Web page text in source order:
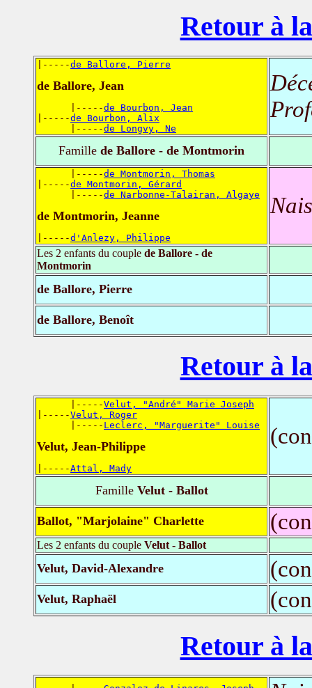
Retour à
|-----de Ballore, Pierre
de Ballore, Jean
      |-----
de Bourbon, Jean
|-----de Bourbon, Alix
      |-----
de Longvy, Ne
Famille de Ballore - de Montmorin
      |-----
de Montmorin, Thomas
|-----de Montmorin, Gérard
      |-----
de Narbonne-Talairan, Algaye
de Montmorin, Jeanne
|-----d'Anlezy, Philippe
Les 2 enfants du couple de Ballore - de
Montmorin
de Ballore, Pierre
de Ballore, Benoît
Retour à
      |-----
Velut, "André" Marie Joseph
|-----Velut, Roger
      |-----
Leclerc, "Marguerite" Louise
Velut, Jean-Philippe
|-----Attal, Mady
FamilleVelut - Ballot
Ballot, "Marjolaine" Charlette
Les 2 enfants du couple Velut - Ballot
Velut, David-Alexandre
Velut, Raphaël
Retour à